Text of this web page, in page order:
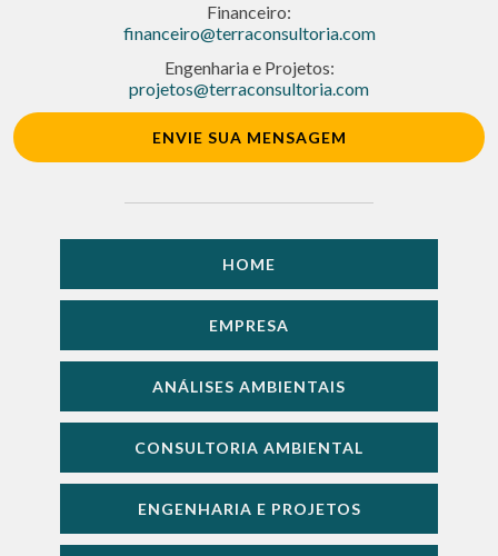
Financeiro:
financeiro@terraconsultoria.com
Engenharia e Projetos:
projetos@terraconsultoria.com
ENVIE SUA MENSAGEM
HOME
EMPRESA
ANÁLISES AMBIENTAIS
CONSULTORIA AMBIENTAL
ENGENHARIA E PROJETOS